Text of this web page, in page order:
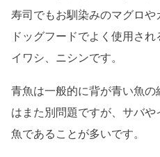
寿司でもお馴染みのマグロや
ドッグフードでよく使用され
イワシ、ニシンです。
青魚は一般的に背が青い魚
はまた別問題ですが、サバ
魚であることが多いです。